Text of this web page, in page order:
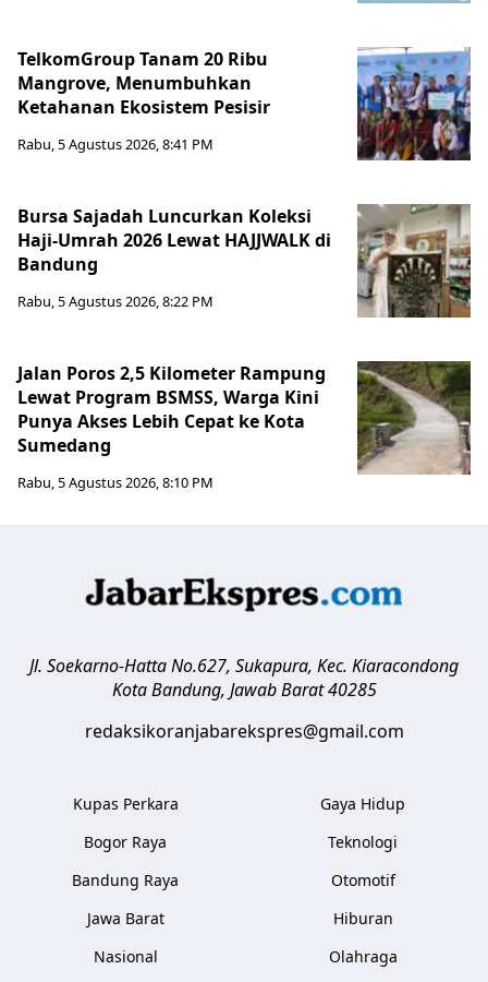
TelkomGroup Tanam 20 Ribu
Mangrove, Menumbuhkan
Ketahanan Ekosistem Pesisir
Rabu, 5 Agustus 2026, 8:41 PM
Bursa Sajadah Luncurkan Koleksi
Haji-Umrah 2026 Lewat HAJJWALK di
Bandung
Rabu, 5 Agustus 2026, 8:22 PM
Jalan Poros 2,5 Kilometer Rampung
Lewat Program BSMSS, Warga Kini
Punya Akses Lebih Cepat ke Kota
Sumedang
Rabu, 5 Agustus 2026, 8:10 PM
Jl. Soekarno-Hatta No.627, Sukapura, Kec. Kiaracondong
Kota Bandung, Jawab Barat 40285
redaksikoranjabarekspres@gmail.com
Kupas Perkara
Bogor Raya
Bandung Raya
Jawa Barat
Nasional
Gaya Hidup
Teknologi
Otomotif
Hiburan
Olahraga